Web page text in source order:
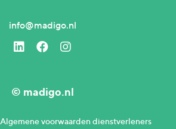
info@madigo.nl
Algemene voorwaarden dienstverleners
© madigo.nl